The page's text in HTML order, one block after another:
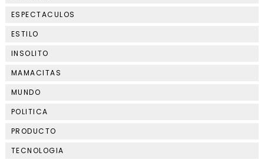
ESPECTACULOS
ESTILO
INSOLITO
MAMACITAS
MUNDO
POLITICA
PRODUCTO
TECNOLOGIA